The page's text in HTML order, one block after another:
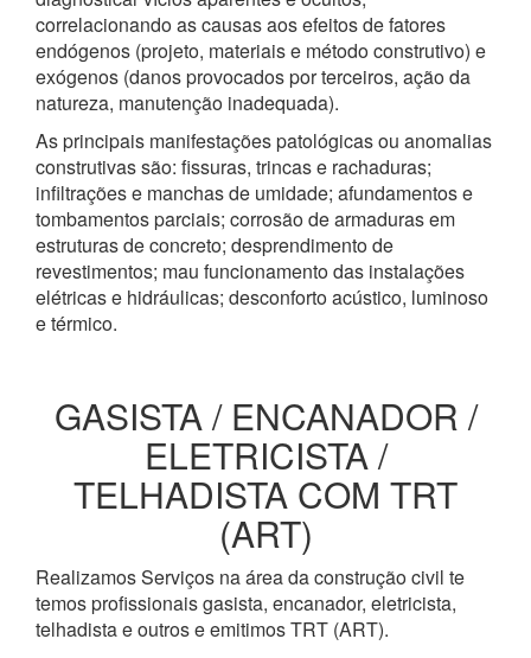
correlacionando as causas aos efeitos de fatores
endógenos (projeto, materiais e método construtivo) e
exógenos (danos provocados por terceiros, ação da
natureza, manutenção inadequada).
As principais manifestações patológicas ou anomalias
construtivas são: fissuras, trincas e rachaduras;
infiltrações e manchas de umidade; afundamentos e
tombamentos parciais; corrosão de armaduras em
estruturas de concreto; desprendimento de
revestimentos; mau funcionamento das instalações
elétricas e hidráulicas; desconforto acústico, luminoso
e térmico.
GASISTA / ENCANADOR /
ELETRICISTA /
TELHADISTA COM TRT
(ART)
Realizamos Serviços na área da construção civil te
temos profissionais gasista, encanador, eletricista,
telhadista e outros e emitimos TRT (ART).